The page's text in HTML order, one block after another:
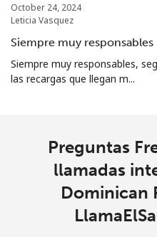
October 24, 2024
Leticia Vasquez
Siempre muy responsables
Siempre muy responsables,
las recargas que llegan m...
Preguntas
llamadas
Dominican